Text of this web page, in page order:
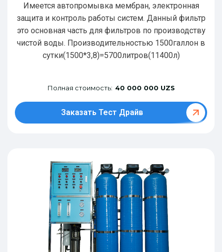
Имеется автопромывка мембран, электронная
защита и контроль работы систем. Данный фильтр
это основная часть для фильтров по производству
чистой воды. Производительностью 1500галлон в
сутки(1500*3,8)=5700литров(11400л)
Полная стоимость: 40 000 000 UZS
Заказать Тест Драйв